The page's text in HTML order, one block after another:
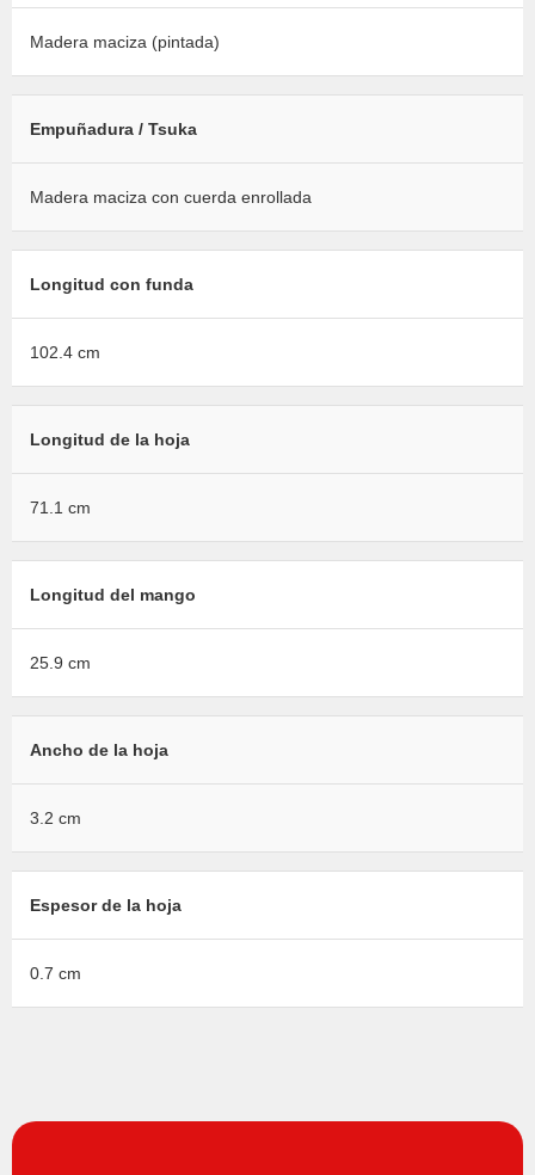
Madera maciza (pintada)
Empuñadura / Tsuka
Madera maciza con cuerda enrollada
Longitud con funda
102.4 cm
Longitud de la hoja
71.1 cm
Longitud del mango
25.9 cm
Ancho de la hoja
3.2 cm
Espesor de la hoja
0.7 cm